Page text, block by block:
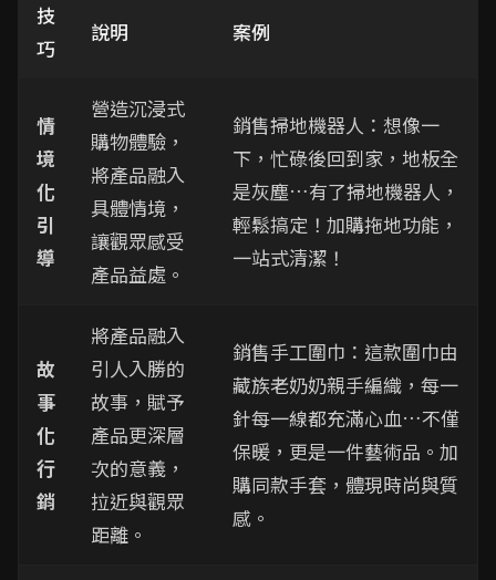
技
巧
說明 案例
情
境
化
引
導
營造沉浸式
購物體驗，
將產品融入
具體情境，
讓觀眾感受
產品益處。
銷售掃地機器人：想像一
下，忙碌後回到家，地板全
是灰塵…有了掃地機器人，
輕鬆搞定！加購拖地功能，
一站式清潔！
故
事
化
行
銷
將產品融入
引人入勝的
故事，賦予
產品更深層
次的意義，
拉近與觀眾
距離。
銷售手工圍巾：這款圍巾由
藏族老奶奶親手編織，每一
針每一線都充滿心血…不僅
保暖，更是一件藝術品。加
購同款手套，體現時尚與質
感。